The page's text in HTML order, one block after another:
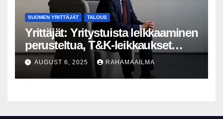
SUOMEN YRITTÄJÄT TALOUS
Yrittäjät: Yritystuista leikkaaminen
perusteltua, T&K-leikkaukset
lyhytnäköistä kasvupolitiikkaa
AUGUST 6, 2025 RAHAMAAILMA